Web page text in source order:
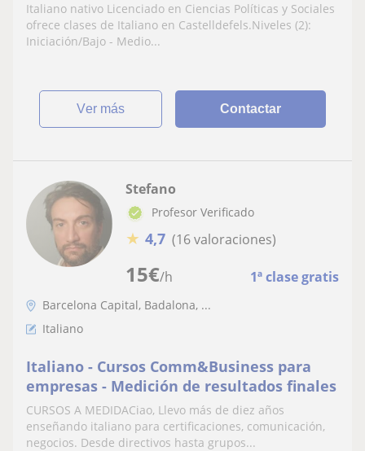
Italiano nativo Licenciado en Ciencias Políticas y Sociales
ofrece clases de Italiano en Castelldefels.Niveles (2):
Iniciación/Bajo - Medio...
ver más Contactar
15€/h 1ª clase gratis
Stefano
Profesor Verificado
★ 4,7 (16 valoraciones)
Barcelona Capital, Badalona, ...
Italiano
Italiano - Cursos Comm&Business para
empresas - Medición de resultados finales
CURSOS A MEDIDACiao, Llevo más de diez años
enseñando italiano para certificaciones, comunicación,
negocios. Desde directivos hasta grupos...